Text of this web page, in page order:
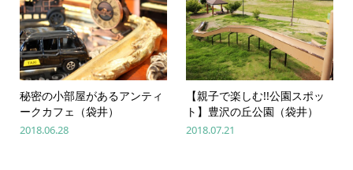
秘密の小部屋があるアンティ
ークカフェ（袋井）
2018.06.28
【親子で楽しむ!!公園スポッ
ト】豊沢の丘公園（袋井）
2018.07.21